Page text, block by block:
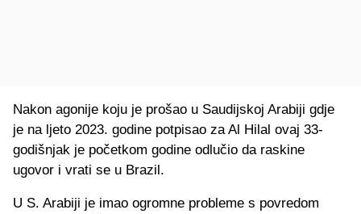
Nakon agonije koju je prošao u Saudijskoj Arabiji gdje
je na ljeto 2023. godine potpisao za Al Hilal ovaj 33-
godišnjak je početkom godine odlučio da raskine
ugovor i vrati se u Brazil.
U S. Arabiji je imao ogromne probleme s povredom